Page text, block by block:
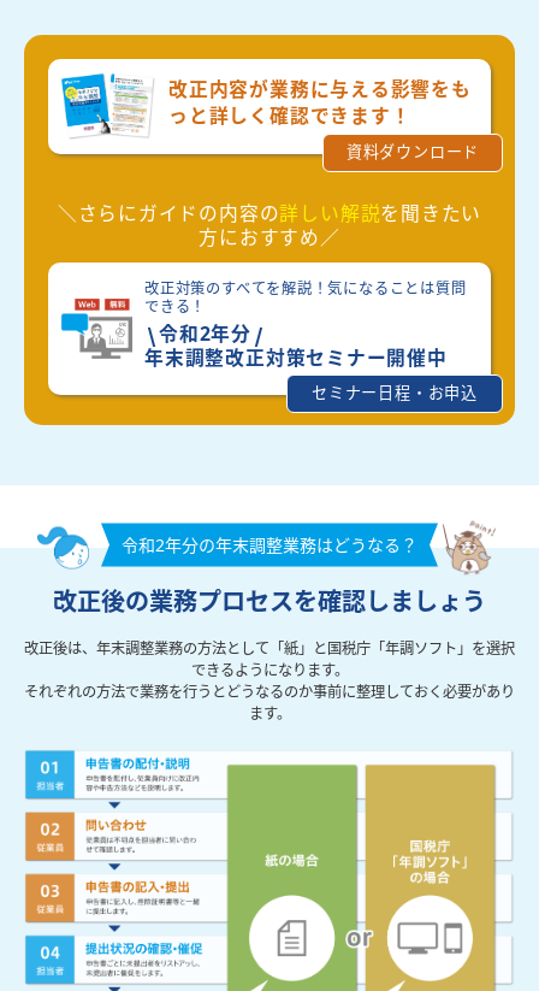
改正内容が業務に与える影響を も
っと詳しく確認できます！
資料ダウンロード
＼さらにガイドの内容の詳しい解説を聞きたい
方におすすめ／
改正対策のすべてを解説！気になることは質問
できる！
令和2年分
年末調整改正対策セミナー開催中
セミナー日程・お申込
令和2年分の年末調整業務はどうなる？
改正後の業務プロセスを確認しましょう
改正後は、年末調整業務の方法として「紙」と国税庁「年調ソフト」を選択
できるようになります。
それぞれの方法で業務を行うとどうなるのか事前に整理しておく必要があり
ます。